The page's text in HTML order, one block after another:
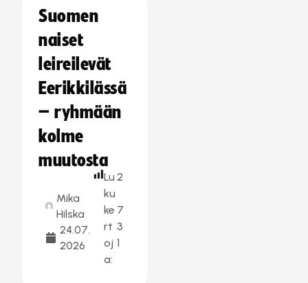
Suomen
naiset
leireilevät
Eerikkilässä
– ryhmään
kolme
muutosta
Mika
Hilska
24.07.
2026
Lu
ku
ke
rt
oj
a:
2
7
3
1